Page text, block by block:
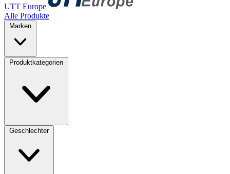
UTT Europe
Alle Produkte
Marken
Produktkategorien
Geschlechter